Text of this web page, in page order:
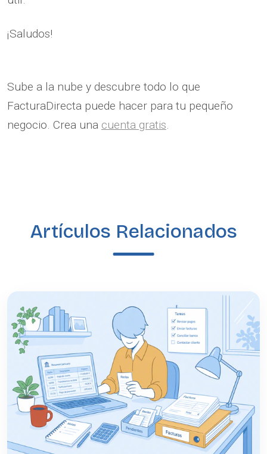
¡Saludos!
Sube a la nube y descubre todo lo que
FacturaDirecta puede hacer para tu pequeño
negocio. Crea una cuenta gratis.
Artículos Relacionados